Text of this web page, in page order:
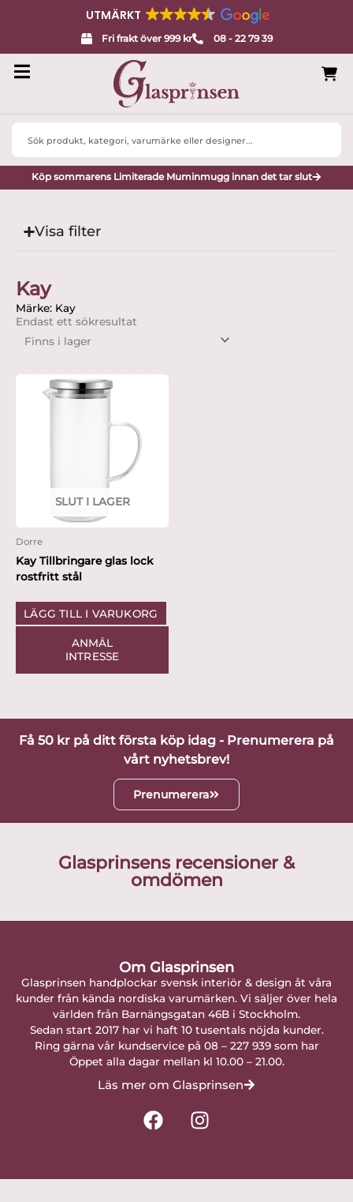
UTMÄRKT
Fri frakt över 999 kr 08 - 22 79 39
Search
Köp sommarens Limiterade Muminmugg innan det tar slut
Visa filter
Kay
Märke: Kay
Endast ett sökresultat
SLUT I LAGER
Dorre
Kay Tillbringare glas lock
rostfritt stål
LÄGG TILL I VARUKORG
ANMÄL
INTRESSE
Få 50 kr på ditt första köp idag - Prenumerera på
vårt nyhetsbrev!
Prenumerera
Glasprinsens recensioner &
omdömen
Om Glasprinsen
Glasprinsen handplockar svensk interiör & design åt våra
kunder från kända nordiska varumärken. Vi säljer över hela
världen från Barnängsgatan 46B i Stockholm.
Sedan start 2017 har vi haft 10 tusentals nöjda kunder.
Ring gärna vår kundservice på 08 – 227 939 som har
Öppet alla dagar mellan kl 10.00 – 21.00.
Läs mer om Glasprinsen
F
a
I
n